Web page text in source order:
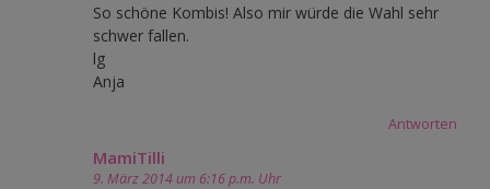
So schöne Kombis! Also mir würde die Wahl sehr
schwer fallen.
lg
Anja
Antworten
MamiTilli
9. März 2014 um 6:16 p.m. Uhr